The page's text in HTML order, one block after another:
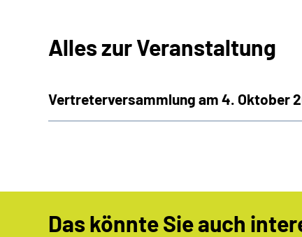
Alles zur Veranstaltung
Vertreterversammlung am 4. Oktober
Das könnte Sie auch